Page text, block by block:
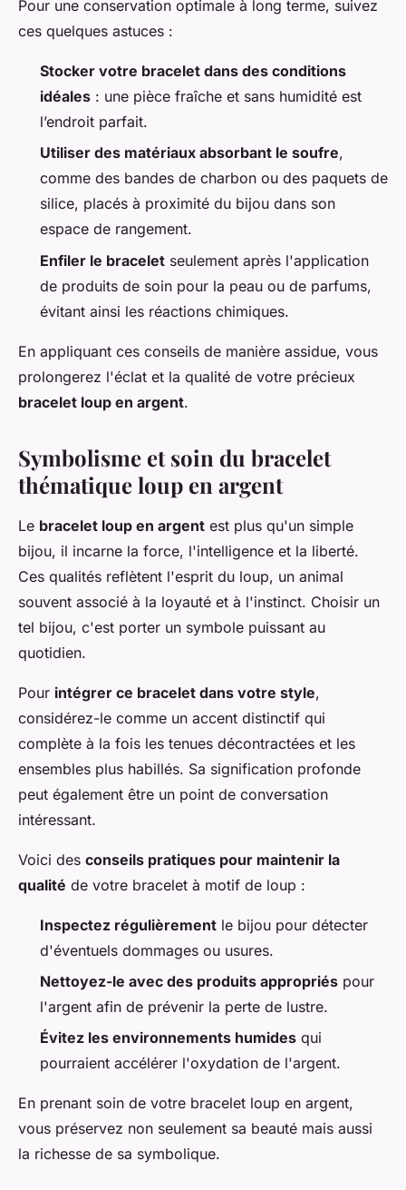
Pour une conservation optimale à long terme, suivez
ces quelques astuces :
Stocker votre bracelet dans des conditions
idéales : une pièce fraîche et sans humidité est
l’endroit parfait.
Utiliser des matériaux absorbant le soufre,
comme des bandes de charbon ou des paquets de
silice, placés à proximité du bijou dans son
espace de rangement.
Enfiler le bracelet seulement après l'application
de produits de soin pour la peau ou de parfums,
évitant ainsi les réactions chimiques.
En appliquant ces conseils de manière assidue, vous
prolongerez l'éclat et la qualité de votre précieux
bracelet loup en argent.
Symbolisme et soin du bracelet
thématique loup en argent
Le bracelet loup en argent est plus qu'un simple
bijou, il incarne la force, l'intelligence et la liberté.
Ces qualités reflètent l'esprit du loup, un animal
souvent associé à la loyauté et à l'instinct. Choisir un
tel bijou, c'est porter un symbole puissant au
quotidien.
Pour intégrer ce bracelet dans votre style,
considérez-le comme un accent distinctif qui
complète à la fois les tenues décontractées et les
ensembles plus habillés. Sa signification profonde
peut également être un point de conversation
intéressant.
Voici des conseils pratiques pour maintenir la
qualité de votre bracelet à motif de loup :
Inspectez régulièrement le bijou pour détecter
d'éventuels dommages ou usures.
Nettoyez-le avec des produits appropriés pour
l'argent afin de prévenir la perte de lustre.
Évitez les environnements humides qui
pourraient accélérer l'oxydation de l'argent.
En prenant soin de votre bracelet loup en argent,
vous préservez non seulement sa beauté mais aussi
la richesse de sa symbolique.